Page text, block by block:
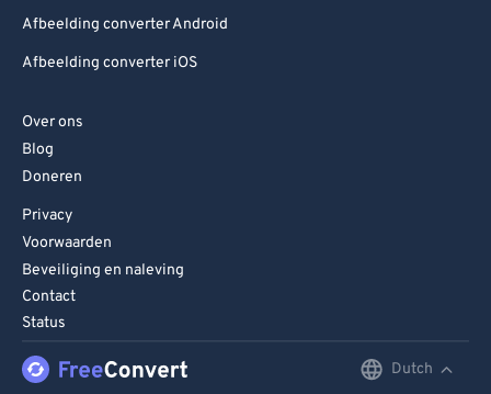
Afbeelding converter Android
Afbeelding converter iOS
Over ons
Blog
Doneren
Privacy
Voorwaarden
Beveiliging en naleving
Contact
Status
Dutch